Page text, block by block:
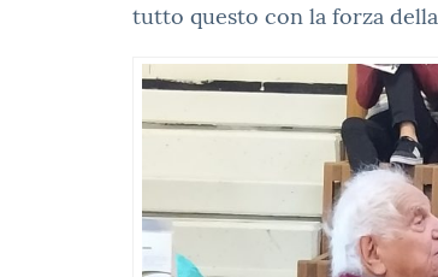
tutto questo con la forza